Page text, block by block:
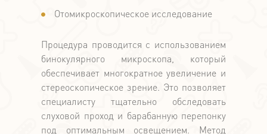
Отомикроскопическое исследование
Процедура проводится с использованием
бинокулярного микроскопа, который
обеспечивает многократное увеличение и
стереоскопическое зрение. Это позволяет
специалисту тщательно обследовать
слуховой проход и барабанную перепонку
под оптимальным освещением. Метод